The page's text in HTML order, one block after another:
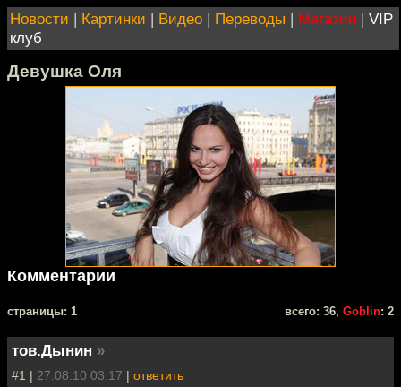
Новости | Картинки | Видео | Переводы | Магазин | VIP
клуб
Девушка Оля
Комментарии
cтраницы: 1 всего: 36, Goblin: 2
тов.Дынин »
#1 | 27.08.10 03:17 | ответить